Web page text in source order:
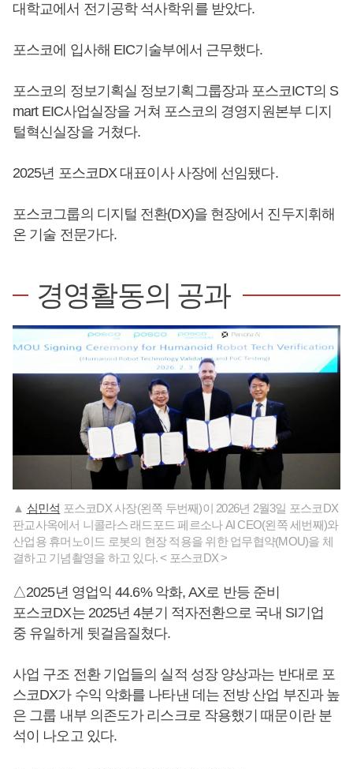
대학교에서 전기공학 석사학위를 받았다.
포스코에 입사해 EIC기술부에서 근무했다.
포스코의 정보기획실 정보기획그룹장과 포스코ICT의 S
mart EIC사업실장을 거쳐 포스코의 경영지원본부 디지
털혁신실장을 거쳤다.
2025년 포스코DX 대표이사 사장에 선임됐다.
포스코그룹의 디지털 전환(DX)을 현장에서 진두지휘해
온 기술 전문가다.
경영활동의 공과
▲ 심민석 포스코DX 사장(왼쪽 두번째)이 2026년 2월3일 포스코DX
판교사옥에서 니콜라스 래드포드 페르소나 AI CEO(왼쪽 세번째)와
산업용 휴머노이드 로봇의 현장 적용을 위한 업무협약(MOU)을 체
결하고 기념촬영을 하고 있다. < 포스코DX >
△2025년 영업익 44.6% 악화, AX로 반등 준비
포스코DX는 2025년 4분기 적자전환으로 국내 SI기업
중 유일하게 뒷걸음질쳤다.
사업 구조 전환 기업들의 실적 성장 양상과는 반대로 포
스코DX가 수익 악화를 나타낸 데는 전방 산업 부진과 높
은 그룹 내부 의존도가 리스크로 작용했기 때문이란 분
석이 나오고 있다.